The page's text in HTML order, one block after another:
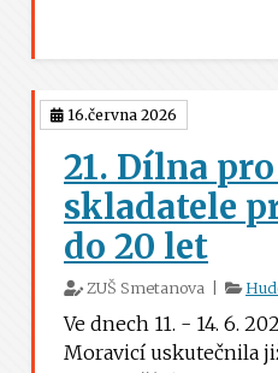
16.června 2026
21. Dílna
skladatele
do 20 let
ZUŠ Smetanova |
Ve dnech 11. - 14. 6.
Moravicí uskutečnila